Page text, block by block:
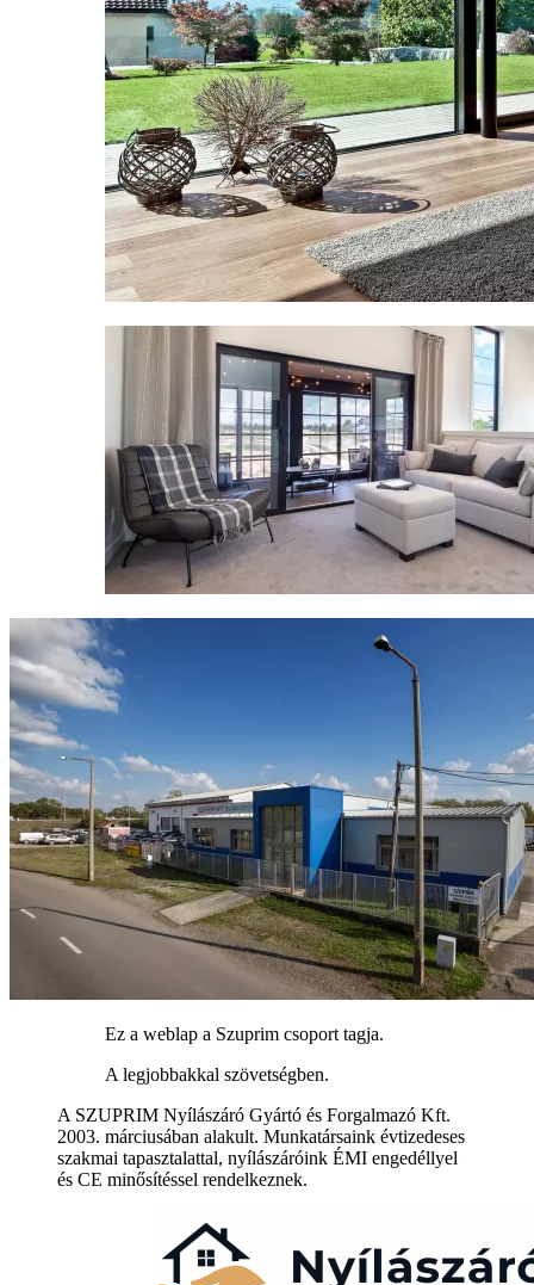
Ez a weblap a Szuprim csoport tagja.
A legjobbakkal szövetségben.
A SZUPRIM Nyílászáró Gyártó és Forgalmazó Kft.
2003. márciusában alakult. Munkatársaink évtizedeses
szakmai tapasztalattal, nyílászáróink ÉMI engedéllyel
és CE minősítéssel rendelkeznek.